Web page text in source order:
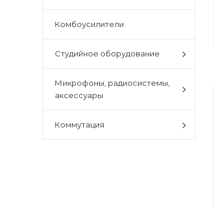
Комбоусилители
Студийное оборудование
Микрофоны, радиосистемы,
аксессуары
Коммутация